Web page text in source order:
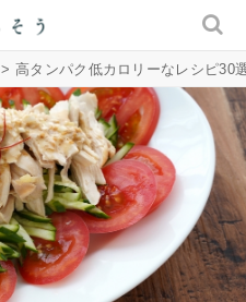
> 高タンパク低カロリーなレシピ30